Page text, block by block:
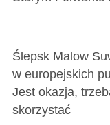
Ślepsk Malow
w europejskich
Jest okazja,
skorzystać